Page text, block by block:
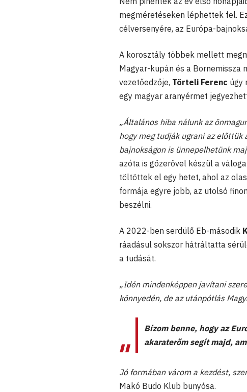
megméretéseken léphettek fel.
célversenyére, az Európa-
A korosztály többek mellett
Magyar-kupán és a
vezetőedzője, Törteli Ferenc úgy
egy magyar aranyérmet
„Általános hiba nálunk az
hogy meg tudják ugrani az előttük
bajnokságon is ünnepelhetünk
azóta is gőzerővel készül a
töltöttek el egy hetet, ahol az
formája egyre jobb, az utolsó
beszélni.
A 2022-ben serdülő Eb-második
ráadásul sokszor hátráltatta
a tudását.
„Idén mindenképpen javítani
könnyedén, de az utánpótlás
Bízom benne, hogy az
akaraterőm segít majd,
Jó formában várom a kezdést,
Makó Budo Klub bunyósa.